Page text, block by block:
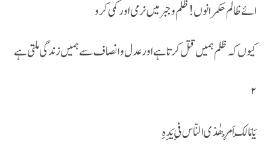
ائے ظالم حکمرانوں! ظلم و جبر میں نرمی اور کمی کرو
کیو ں کہ ظلم ہمیں قتل کر تا ہے اور عدل و انصاف سے ہمیں زندگی ملتی ہے
۲
یَا مَالِک اَمْرِ ھٰذی النّاس فیِ یَدِہِ